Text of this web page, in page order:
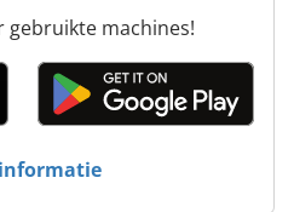
gebruikte machines!